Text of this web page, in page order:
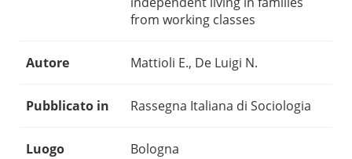
from working classes
Autore Mattioli E., De Luigi N.
Pubblicato in Rassegna Italiana di Sociologia
Luogo Bologna